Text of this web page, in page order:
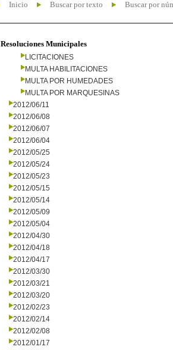
Inicio Buscar por texto Buscar por
Resoluciones Municipales
LICITACIONES
MULTA HABILITACIONES
MULTA POR HUMEDADES
MULTA POR MARQUESINAS
2012/06/11
2012/06/08
2012/06/07
2012/06/04
2012/05/25
2012/05/24
2012/05/23
2012/05/15
2012/05/14
2012/05/09
2012/05/04
2012/04/30
2012/04/18
2012/04/17
2012/03/30
2012/03/21
2012/03/20
2012/02/23
2012/02/14
2012/02/08
2012/01/17